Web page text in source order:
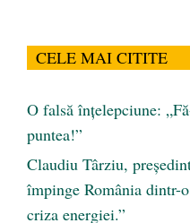
CELE MAI CITITE
O falsă înțelepciune:
puntea!”
Claudiu Târziu,
împinge România dintr-
criza energiei.”